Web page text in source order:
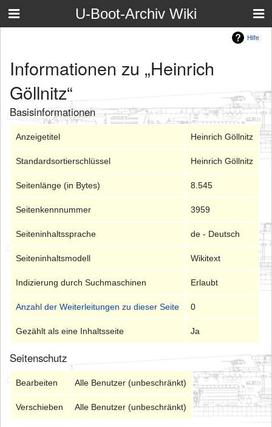
U-Boot-Archiv Wiki
Hilfe
Informationen zu „Heinrich
Göllnitz“
Basisinformationen
Anzeigetitel Heinrich Göllnitz
Standardsortierschlüssel Heinrich Göllnitz
Seitenlänge (in Bytes) 8.545
Seitenkennnummer 3959
Seiteninhaltssprache de - Deutsch
Seiteninhaltsmodell Wikitext
Indizierung durch Suchmaschinen Erlaubt
Anzahl der Weiterleitungen zu dieser Seite 0
Gezählt als eine Inhaltsseite Ja
Seitenschutz
Bearbeiten Alle Benutzer (unbeschränkt)
Verschieben Alle Benutzer (unbeschränkt)